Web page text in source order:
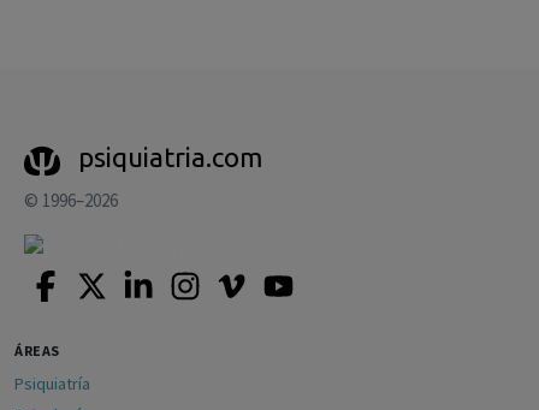
psiquiatria.com
© 1996–2026
ÁREAS
Psiquiatría